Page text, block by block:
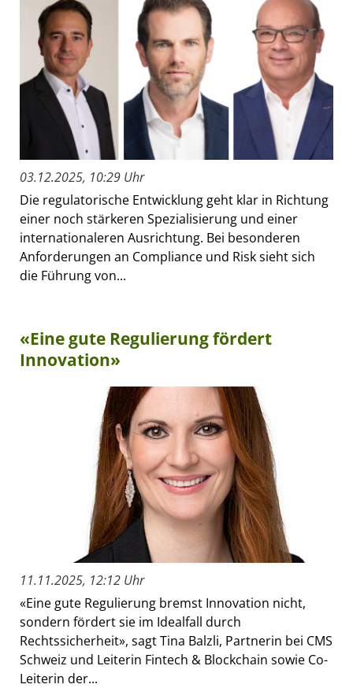
03.12.2025, 10:29 Uhr
Die regulatorische Entwicklung geht klar in Richtung
einer noch stärkeren Spezialisierung und einer
internationaleren Ausrichtung. Bei besonderen
Anforderungen an Compliance und Risk sieht sich
die Führung von...
«Eine gute Regulierung fördert
Innovation»
11.11.2025, 12:12 Uhr
«Eine gute Regulierung bremst Innovation nicht,
sondern fördert sie im Idealfall durch
Rechtssicherheit», sagt Tina Balzli, Partnerin bei CMS
Schweiz und Leiterin Fintech & Blockchain sowie Co-
Leiterin der...